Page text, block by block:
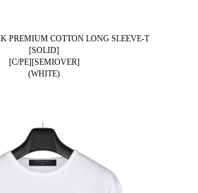
PREMIUM COTTON LONG SLEEVE-T
[SOLID]
[C/PE][SEMIOVER]
(WHITE)